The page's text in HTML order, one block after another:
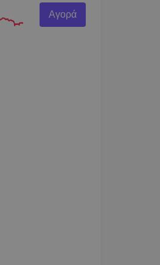
Αγορά